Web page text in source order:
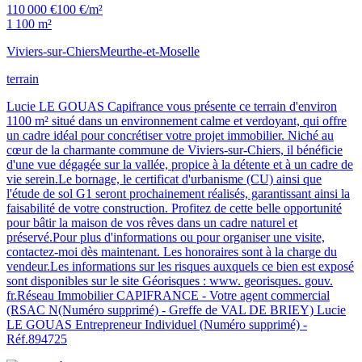
110 000 €100 €/m²
1 100 m²
Viviers-sur-ChiersMeurthe-et-Moselle
terrain
Lucie LE GOUAS Capifrance vous présente ce terrain d'environ
1100 m² situé dans un environnement calme et verdoyant, qui offre
un cadre idéal pour concrétiser votre projet immobilier. Niché au
cœur de la charmante commune de Viviers-sur-Chiers, il bénéficie
d'une vue dégagée sur la vallée, propice à la détente et à un cadre de
vie serein.Le bornage, le certificat d'urbanisme (CU) ainsi que
l'étude de sol G1 seront prochainement réalisés, garantissant ainsi la
faisabilité de votre construction. Profitez de cette belle opportunité
pour bâtir la maison de vos rêves dans un cadre naturel et
préservé.Pour plus d'informations ou pour organiser une visite,
contactez-moi dès maintenant. Les honoraires sont à la charge du
vendeur.Les informations sur les risques auxquels ce bien est exposé
sont disponibles sur le site Géorisques : www. georisques. gouv.
fr.Réseau Immobilier CAPIFRANCE - Votre agent commercial
(RSAC N(Numéro supprimé) - Greffe de VAL DE BRIEY) Lucie
LE GOUAS Entrepreneur Individuel (Numéro supprimé) -
Réf.894725